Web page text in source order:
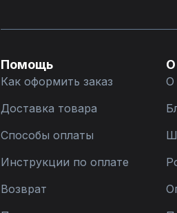
Помощь
Как оформить заказ
Доставка товара
Способы оплаты
Инструкции по оплате
Возврат
О
О